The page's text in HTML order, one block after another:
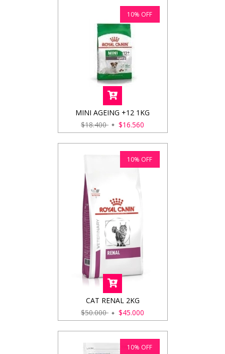
10% OFF
MINI AGEING +12 1KG
$18.400
$16.560
10% OFF
CAT RENAL 2KG
$50.000
$45.000
10% OFF